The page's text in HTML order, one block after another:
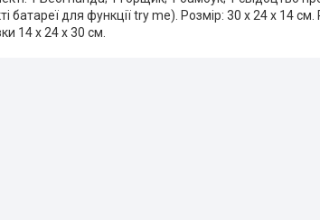
батареї для функції try me). Розмір: 30 х 24 х 14
14 х 24 х 30 см.